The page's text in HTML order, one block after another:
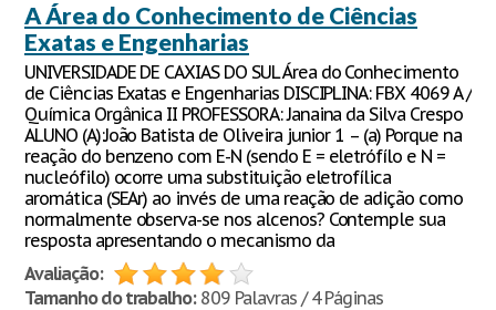
A Área do Conhecimento de Ciências
Exatas e Engenharias
UNIVERSIDADE DE CAXIAS DO SUL Área do Conhecimento
de Ciências Exatas e Engenharias DISCIPLINA: FBX 4069 A /
Química Orgânica II PROFESSORA: Janaina da Silva Crespo
ALUNO (A):João Batista de Oliveira junior 1 – (a) Porque na
reação do benzeno com E-N (sendo E = eletrófílo e N =
nucleófilo) ocorre uma substituição eletrofílica
aromática (SEAr) ao invés de uma reação de adição como
normalmente observa-se nos alcenos? Contemple sua
resposta apresentando o mecanismo da
Avaliação:
Tamanho do trabalho:809 Palavras / 4 Páginas